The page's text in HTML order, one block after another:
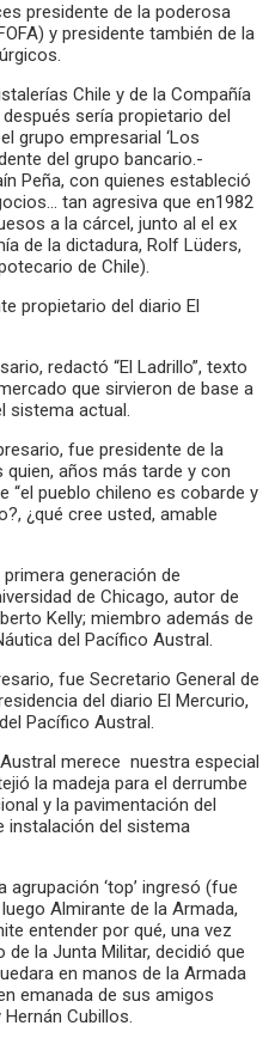
presidente de la poderosa
y presidente también de la
Chile y de la Compañía
sería propietario del
grupo empresarial ‘Los
del grupo bancario.-
Peña, con quienes estableció
tan agresiva que en1982
a la cárcel, junto al el ex
de la dictadura, Rolf Lüders,
de Chile).
propietario del diario El
redactó “El Ladrillo”, texto
que sirvieron de base a
sistema actual.
fue presidente de la
quien, años más tarde y con
“el pueblo chileno es cobarde y
¿qué cree usted, amable
generación de
de Chicago, autor de
Kelly; miembro además de
del Pacífico Austral.
fue Secretario General de
del diario El Mercurio,
Pacífico Austral.
merece nuestra especial
la madeja para el derrumbe
y la pavimentación del
instalación del sistema
‘top’ ingresó (fue
Almirante de la Armada,
entender por qué, una vez
la Junta Militar, decidió que
en manos de la Armada
emanada de sus amigos
Cubillos.